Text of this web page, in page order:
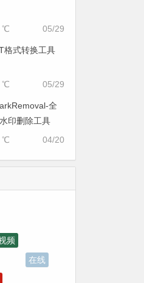
05/29
℃
格式转换工具
05/29
℃
全
印删除工具
04/20
℃
频
在线